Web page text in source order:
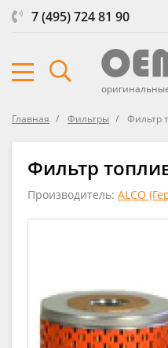
7 (495) 724 81 90
Главная Фильтры Фильтр
Фильтр
Производитель: ALCO